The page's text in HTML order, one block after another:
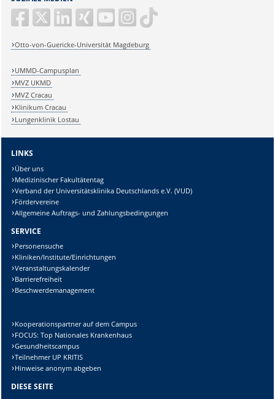
Otto-von-Guericke-Universität Magdeburg
UMMD-Campusplan
MVZ UKMD
MVZ Cracau
Klinikum Cracau
Lungenklinik Lostau
LINKS
Über uns
Medizinischer Fakultätentag
Verband der Universitätsklinika Deutschlands e.V. (VUD)
Fördervereine
Allgemeine Auftrags- und Zahlungsbedingungen
SERVICE
Personensuche
Kliniken/Institute/Einrichtungen
Veranstaltungskalender
Barrierefreiheit
Beschwerdemanagement
Kooperationspartner auf dem Campus
FOCUS: Top Nationales Krankenhaus
Gesundheitscampus
Teilnehmer UP KRITIS
Hinweise anonym abgeben
DIESE SEITE